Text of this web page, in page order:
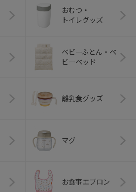
おむつ・
トイレグッズ
ベビーふとん・ベ
ビーベッド
離乳食グッズ
マグ
お食事エプロン